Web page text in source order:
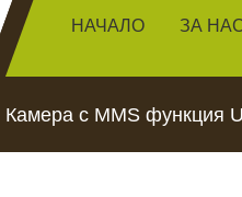
НАЧАЛО ЗА
Камера с MMS функция